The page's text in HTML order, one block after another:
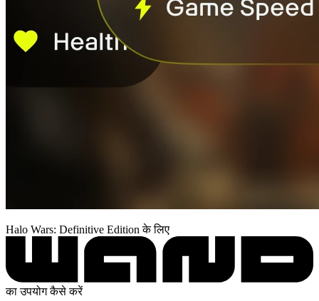
Halo Wars: Definitive Edition के लिए
का उपयोग कैसे करें